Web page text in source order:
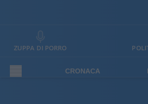
ZUPPA DI PORRO
CRONACA